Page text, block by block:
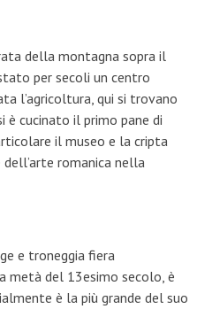
della montagna sopra il
per secoli un centro
l’agricoltura, qui si trovano
è cucinato il primo pane di
il museo e la cripta
romanica nella
e troneggia fiera
metà del 13esimo secolo, è
è la più grande del suo